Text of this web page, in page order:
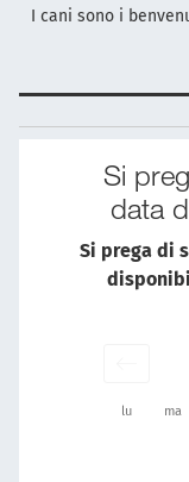
I cani sono i
Si
data
Si prega di
lu ma